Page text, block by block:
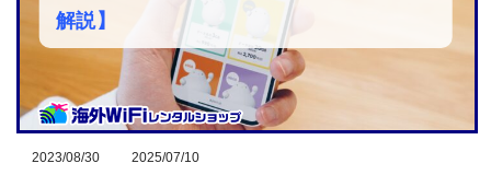
解説】
2023/08/30
2025/07/10